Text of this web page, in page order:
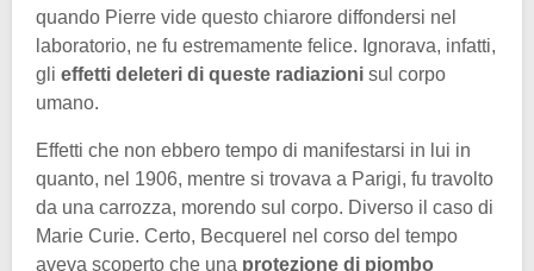
quando Pierre vide questo chiarore diffondersi nel
laboratorio, ne fu estremamente felice. Ignorava, infatti,
gli effetti deleteri di queste radiazioni sul corpo
umano.
Effetti che non ebbero tempo di manifestarsi in lui in
quanto, nel 1906, mentre si trovava a Parigi, fu travolto
da una carrozza, morendo sul corpo. Diverso il caso di
Marie Curie. Certo, Becquerel nel corso del tempo
aveva scoperto che una protezione di piombo